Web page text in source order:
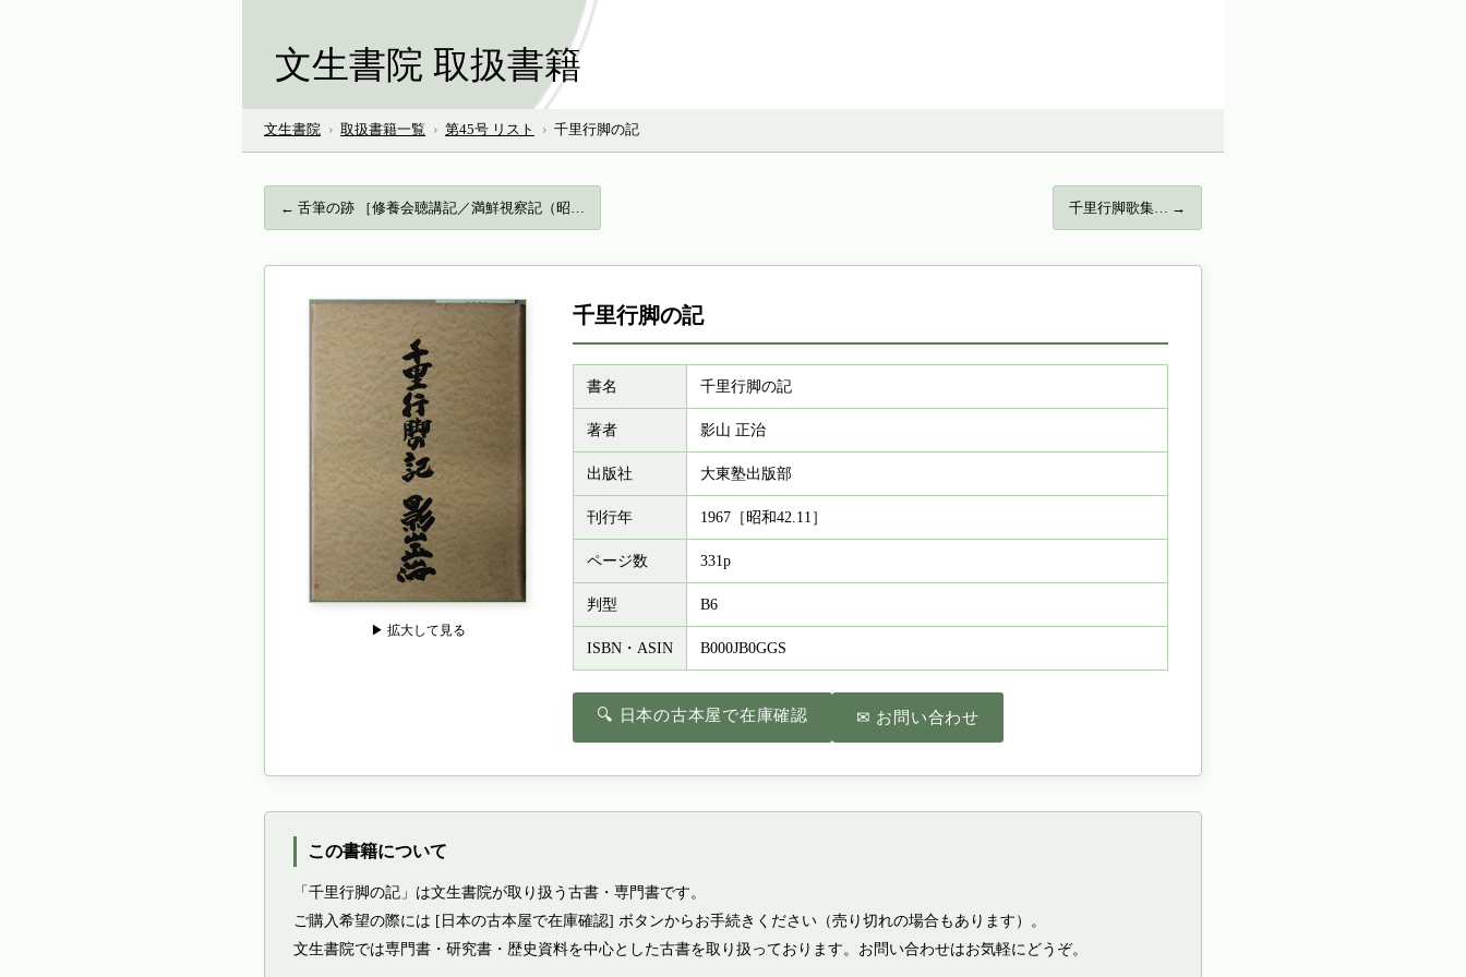
文生書院 取扱書籍
文生書院 › 取扱書籍一覧 › 第45号 リスト › 千里行脚の記
← 舌筆の跡 ［修養会聴講記／満鮮視察記（昭… 千里行脚歌集… →
▶ 拡大して見る
千里行脚の記
書名 千里行脚の記
著者 影山 正治
出版社 大東塾出版部
刊行年 1967［昭和42.11］
ページ数 331p
判型 B6
ISBN・ASIN B000JB0GGS
🔍 日本の古本屋で在庫確認 ✉ お問い合わせ
この書籍について
「千里行脚の記」は文生書院が取り扱う古書・専門書です。
ご購入希望の際には [日本の古本屋で在庫確認] ボタンからお手続きください（売り切れの場合もあります）。
文生書院では専門書・研究書・歴史資料を中心とした古書を取り扱っております。お問い合わせはお気軽にどうぞ。